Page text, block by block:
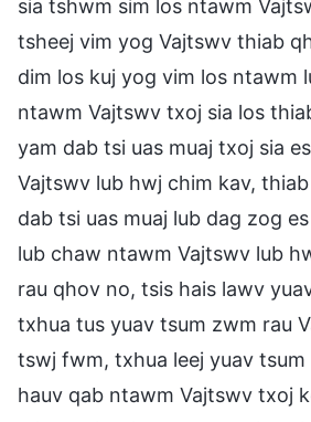
sia tshwm sim los ntawm
tsheej vim yog Vajtswv thiab
dim los kuj yog vim los ntawm
ntawm Vajtswv txoj sia los
yam dab tsi uas muaj txoj sia
Vajtswv lub hwj chim kav,
dab tsi uas muaj lub dag zog
lub chaw ntawm Vajtswv lub
rau qhov no, tsis hais lawv
txhua tus yuav tsum zwm rau
tswj fwm, txhua leej yuav tsum
hauv qab ntawm Vajtswv txoj